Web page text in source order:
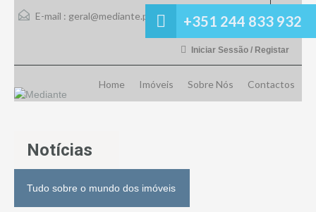
E-mail : geral@mediante.pt
Iniciar Sessão / Registar
+351 244 833 932
Home Imóveis Sobre Nós Contactos
Notícias
Tudo sobre o mundo dos imóveis